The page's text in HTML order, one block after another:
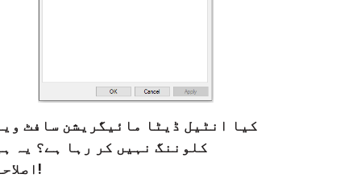
کیا انٹیل ڈیٹا مائیگریشن سافٹ
کلوننگ نہیں کر رہا ہے؟ یہ
اصلاحات!